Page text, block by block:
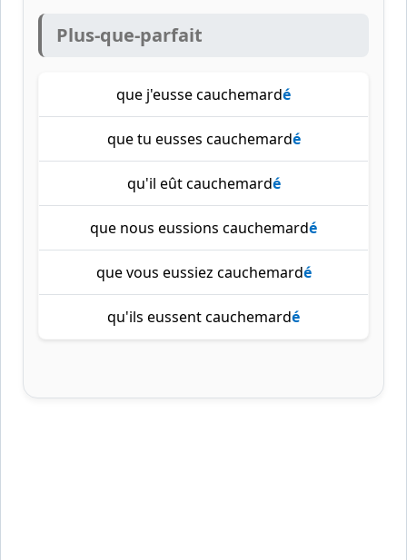
Plus-que-parfait
que j'eusse cauchemardé
que tu eusses cauchemardé
qu'il eût cauchemardé
que nous eussions cauchemardé
que vous eussiez cauchemardé
qu'ils eussent cauchemardé